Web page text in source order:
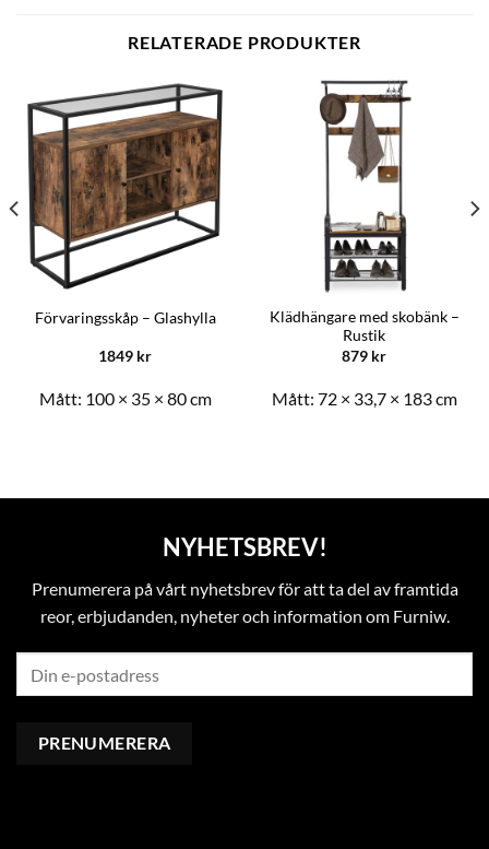
RELATERADE PRODUKTER
Förvaringsskåp – Glashylla
1849 kr
Mått: 100 × 35 × 80 cm
Klädhängare med skobänk –
Rustik
879 kr
Mått: 72 × 33,7 × 183 cm
NYHETSBREV!
Prenumerera på vårt nyhetsbrev för att ta del av framtida
reor, erbjudanden, nyheter och information om Furniw.